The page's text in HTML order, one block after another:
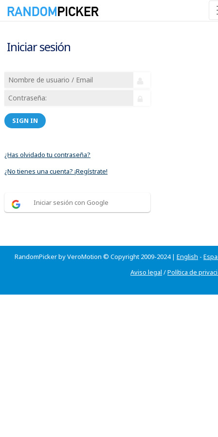
Iniciar sesión
SIGN IN
¿Has olvidado tu contraseña?
¿No tienes una cuenta? ¡Regístrate!
Iniciar sesión con Google
RandomPicker by VeroMotion © Copyright 2009-2024 | English -
Aviso legal /Política de